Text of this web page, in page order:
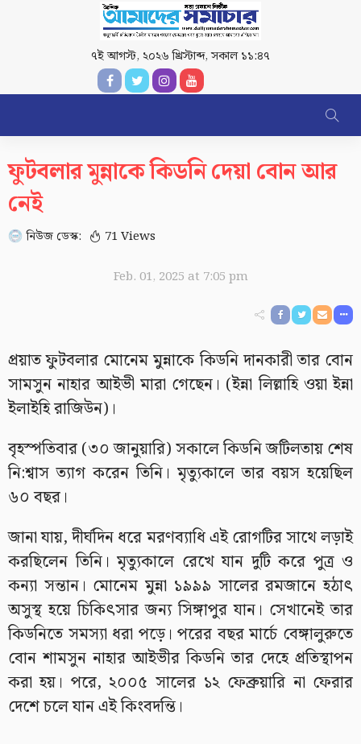
৭ই আগস্ট, ২০২৬ খ্রিস্টাব্দ,সকাল ১১:৪৭
ফুটবলার মুন্নাকে কিডনি দেয়া বোন আর
নেই
নিউজ ডেস্ক: 71 Views
Feb. 01, 2025 at 7:05 pm
প্রয়াত ফুটবলার মোনেম মুন্নাকে কিডনি দানকারী তার বোন
সামসুন নাহার আইভী মারা গেছেন। (ইন্না লিল্লাহি ওয়া ইন্না
ইলাইহি রাজিউন)।
বৃহস্পতিবার (৩০ জানুয়ারি) সকালে কিডনি জটিলতায় শেষ
নি:শ্বাস ত্যাগ করেন তিনি। মৃত্যুকালে তার বয়স হয়েছিল
৬০ বছর।
জানা যায়, দীর্ঘদিন ধরে মরণব্যাধি এই রোগটির সাথে লড়াই
করছিলেন তিনি। মৃত্যুকালে রেখে যান দুটি করে পুত্র ও
কন্যা সন্তান। মোনেম মুন্না ১৯৯৯ সালের রমজানে হঠাৎ
অসুস্থ হয়ে চিকিৎসার জন্য সিঙ্গাপুর যান। সেখানেই তার
কিডনিতে সমস্যা ধরা পড়ে। পরের বছর মার্চে বেঙ্গালুরুতে
বোন শামসুন নাহার আইভীর কিডনি তার দেহে প্রতিস্থাপন
করা হয়। পরে, ২০০৫ সালের ১২ ফেব্রুয়ারি না ফেরার
দেশে চলে যান এই কিংবদন্তি।